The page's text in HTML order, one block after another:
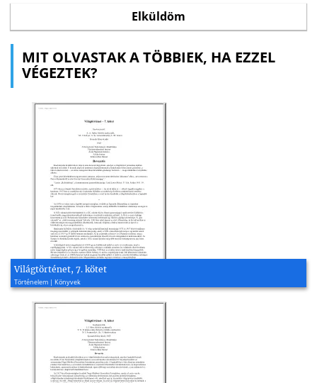
MIT OLVASTAK A TÖBBIEK, HA EZZEL
VÉGEZTEK?
Világtörténet, 7. kötet
Történelem | Könyvek